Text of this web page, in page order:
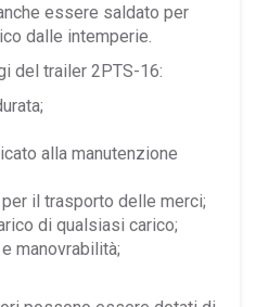
essere saldato per
dalle intemperie.
del trailer 2PTS-16:
alla manutenzione
il trasporto delle merci;
di qualsiasi carico;
manovrabilità;